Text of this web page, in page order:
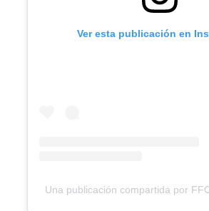
Ver esta publicación en
Una publicación compartida por